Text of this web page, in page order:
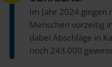
Im Jahr 2024 gingen
Menschen vorzeitig
dabei Abschläge in
noch 243.000